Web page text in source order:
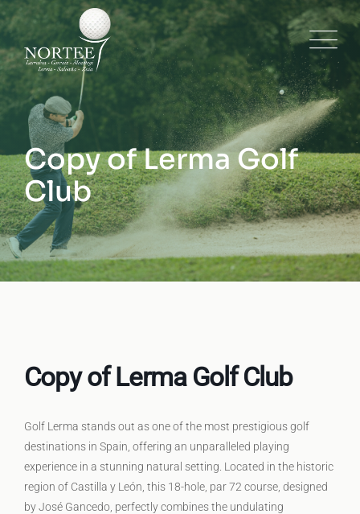
Skip
to
content
Copy of Lerma Golf
Club
Copy of Lerma Golf Club
Golf Lerma stands out as one of the most prestigious golf
destinations in Spain, offering an unparalleled playing
experience in a stunning natural setting. Located in the historic
region of Castilla y León, this 18-hole, par 72 course, designed
by José Gancedo, perfectly combines the undulating